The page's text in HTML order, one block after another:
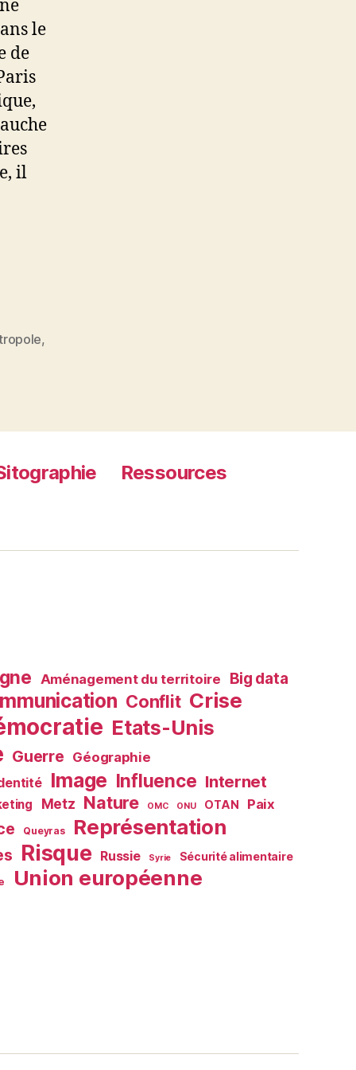
le
de
il
,
Ressources
Aménagement du territoire Big data
Conflit Crise
Etats-Unis
Guerre Géographie
Image Influence Internet
Metz Nature OMC ONU OTAN Paix
Queyras Représentation
Risque Russie Syrie Sécurité alimentaire
Union européenne